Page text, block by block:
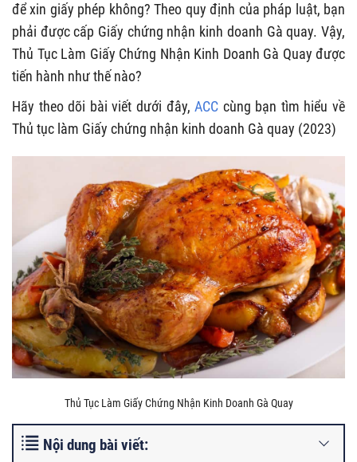
để xin giấy phép không? Theo quy định của pháp luật, bạn
phải được cấp Giấy chứng nhận kinh doanh Gà quay. Vậy,
Thủ Tục Làm Giấy Chứng Nhận Kinh Doanh Gà Quay được
tiến hành như thế nào?
Hãy theo dõi bài viết dưới đây,ACC cùng bạn tìm hiểu về
Thủ tục làm Giấy chứng nhận kinh doanh Gà quay (2023)
Thủ Tục Làm Giấy Chứng Nhận Kinh Doanh Gà Quay
Nội dung bài viết: